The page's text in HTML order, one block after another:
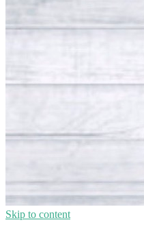
Skip to content